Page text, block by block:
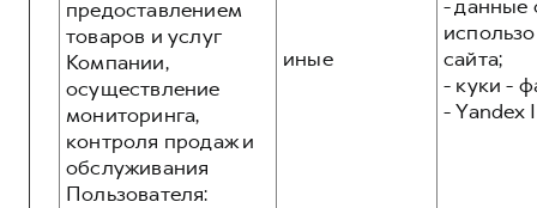
предоставлением
товаров и услуг
Компании,
осуществление
мониторинга,
контроля продаж и
обслуживания
Пользователя:
иные
- данные
сайта;
- куки -
- Yandex